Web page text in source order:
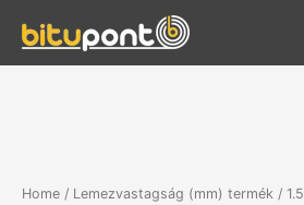
content
Home / Lemezvastagság (mm) termék / 1.5